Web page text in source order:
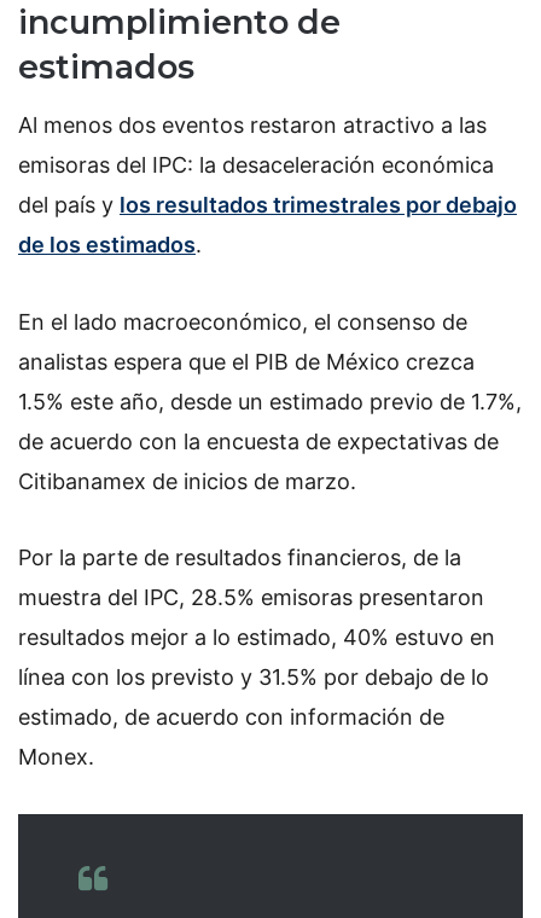
incumplimiento de
estimados
Al menos dos eventos restaron atractivo a las
emisoras del IPC: la desaceleración económica
del país y los resultados trimestrales por debajo
de los estimados.
En el lado macroeconómico, el consenso de
analistas espera que el PIB de México crezca
1.5% este año, desde un estimado previo de 1.7%,
de acuerdo con la encuesta de expectativas de
Citibanamex de inicios de marzo.
Por la parte de resultados financieros, de la
muestra del IPC, 28.5% emisoras presentaron
resultados mejor a lo estimado, 40% estuvo en
línea con los previsto y 31.5% por debajo de lo
estimado, de acuerdo con información de
Monex.